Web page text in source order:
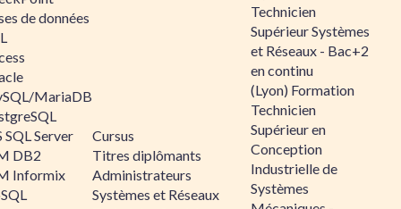
de données
MariaDB
SQL Server
DB2
Informix
Cursus
Titres diplômants
Administrateurs
Systèmes et Réseaux
Technicien
Supérieur Systèmes
et Réseaux - Bac+2
en continu
(Lyon) Formation
Technicien
Supérieur en
Conception
Industrielle de
Systèmes